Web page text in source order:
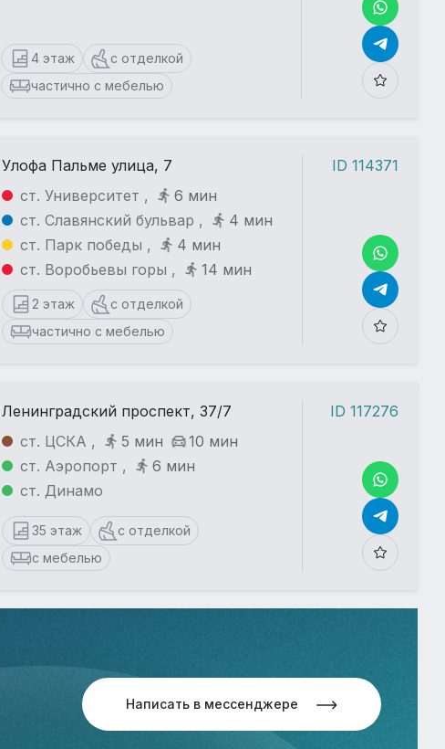
4 этаж
с отделкой
частично с мебелью
Улофа Пальме улица, 7
ст. Университет ,
6 мин
ст. Славянский бульвар ,
4 мин
ст. Парк победы ,
4 мин
ст. Воробьевы горы ,
14 мин
2 этаж
с отделкой
частично с мебелью
ID 114371
Ленинградский проспект, 37/7
ст. ЦСКА ,
5 мин
10 мин
ст. Аэропорт ,
6 мин
ст. Динамо
35 этаж
с отделкой
с мебелью
ID 117276
Написать в мессенджере